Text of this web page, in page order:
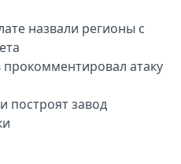
назвали регионы с
атаку
построят завод